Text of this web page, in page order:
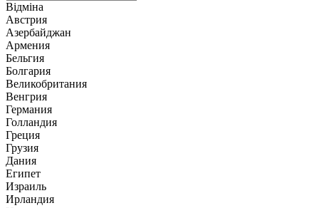
Відміна
Австрия
Азербайджан
Армения
Бельгия
Болгария
Великобритания
Венгрия
Германия
Голландия
Греция
Грузия
Дания
Египет
Израиль
Ирландия